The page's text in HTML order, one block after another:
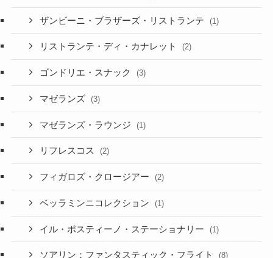
ザンビーニ・ブラザーズ・リストランテ (1)
リストランテ・ディ・カナレット (2)
ゴンドリエ・スナック (3)
マゼランズ (3)
マゼランズ・ラウンジ (1)
リフレスコス (2)
フィガロズ・クロージアー (2)
ベッラミンニコレクション (1)
イル・ポスティーノ・ステーショナリー (1)
ソアリン：ファンタスティック・フライト (8)